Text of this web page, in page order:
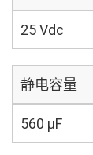
25 Vdc
静电容量
560 µF